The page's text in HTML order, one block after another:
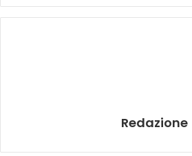
Redazione